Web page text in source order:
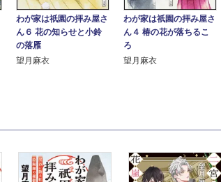
わが家は祇園の拝み屋さ
ん６ 花の知らせと小鈴
の落雁
望月麻衣
わが家は祇園の拝み屋さ
ん４ 椿の花が落ちるこ
ろ
望月麻衣